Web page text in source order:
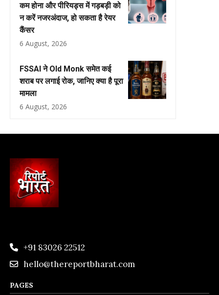
कम होना और पीरियड्स में गड़बड़ी को
न करें नजरअंदाज, हो सकता है रेयर
कैंसर
6 August, 2026
FSSAI ने Old Monk समेत कई
शराब पर लगाई रोक, जानिए क्या है पूरा
मामला
6 August, 2026
+91 83026 22512
hello@thereportbharat.com
PAGES